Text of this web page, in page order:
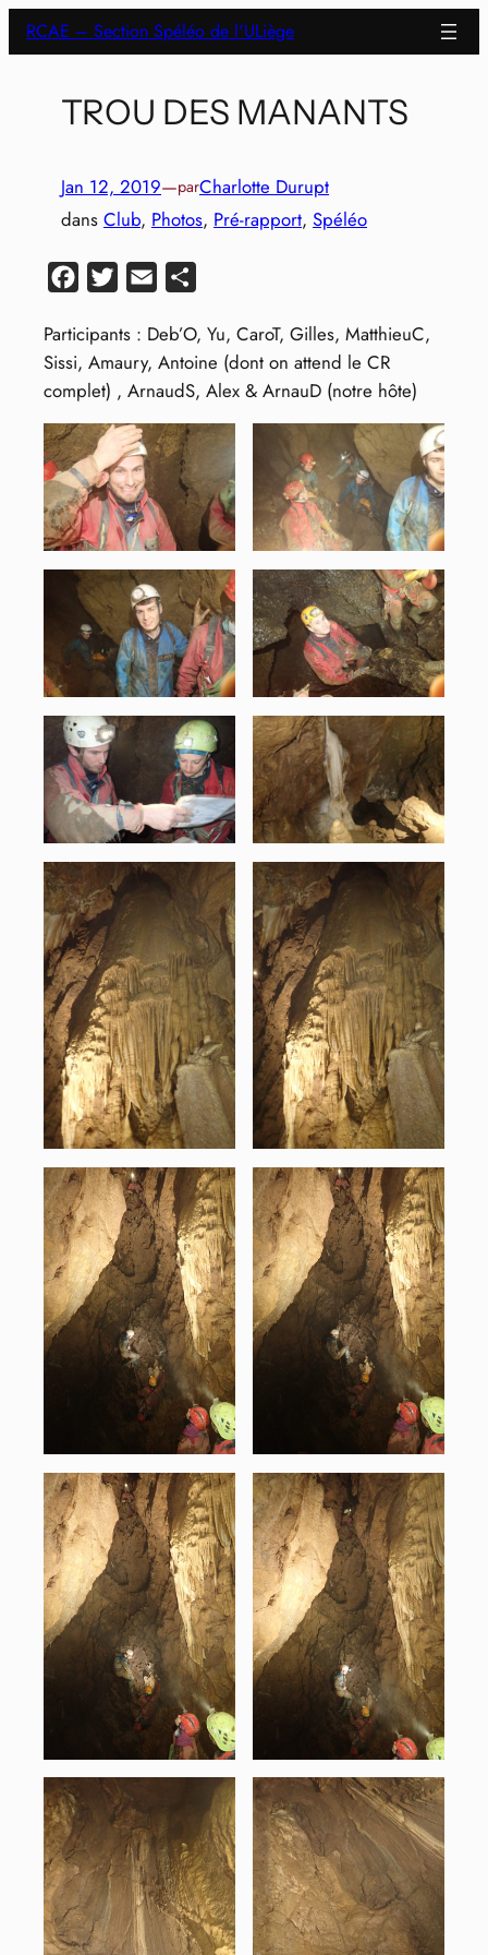
Aller
au
RCAE – Section Spéléo de l'ULiège
TROU DES MANANTS
Jan 12, 2019—parCharlotte Durupt
dans Club, Photos, Pré-rapport, Spéléo
Facebook
Twitter Email
Participants : Deb’O, Yu, CaroT, Gilles, MatthieuC,
Sissi, Amaury, Antoine (dont on attend le CR
complet) , ArnaudS, Alex & ArnauD (notre hôte)